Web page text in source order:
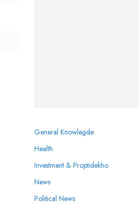
General Knowlegde
Health
Investment & Proptidekho
News
Political News